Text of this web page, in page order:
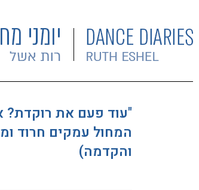
"עוד פעם את רוקדת?
המחול עמקים חרוד
והקדמה)